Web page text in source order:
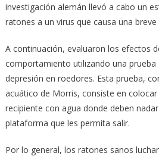
investigación alemán llevó a cabo un
ratones a un virus que causa una
A continuación, evaluaron los efectos
comportamiento utilizando una
depresión en roedores. Esta prueba,
acuático de Morris, consiste en
recipiente con agua donde deben
plataforma que les permita salir.
Por lo general, los ratones sanos